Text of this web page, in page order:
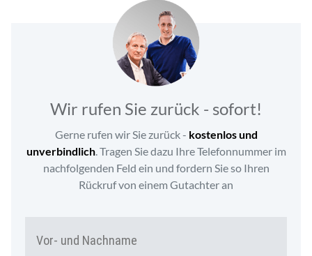
Wir rufen Sie zurück - sofort!
Gerne rufen wir Sie zurück - kostenlos und
unverbindlich. Tragen Sie dazu Ihre Telefonnummer im
nachfolgenden Feld ein und fordern Sie so Ihren
Rückruf von einem Gutachter an